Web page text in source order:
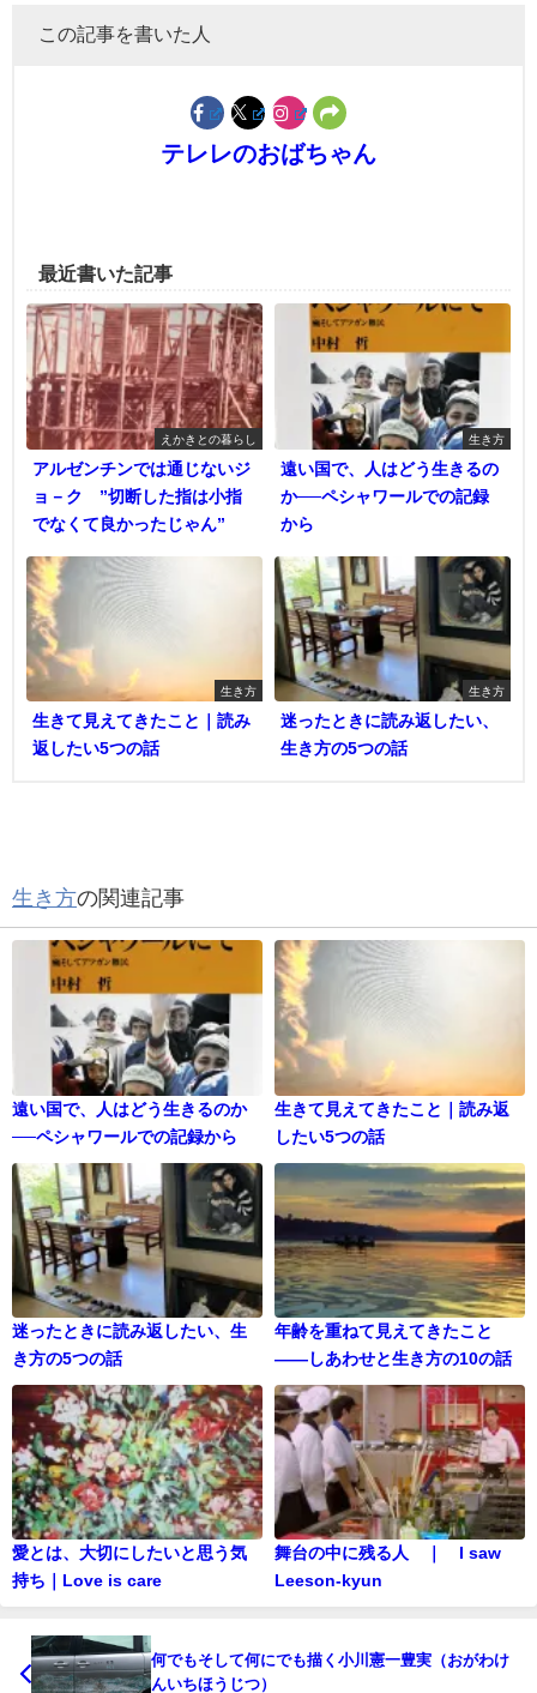
この記事を書いた人
テレレのおばちゃん
最近書いた記事
えかきとの暮らし
アルゼンチンでは通じないジ
ョ－ク ”切断した指は小指
でなくて良かったじゃん”
生き方
遠い国で、人はどう生きるの
か──ペシャワールでの記録
から
生き方
生きて見えてきたこと｜読み
返したい5つの話
生き方
迷ったときに読み返したい、
生き方の5つの話
生き方の関連記事
遠い国で、人はどう生きるのか
──ペシャワールでの記録から
生きて見えてきたこと｜読み返
したい5つの話
迷ったときに読み返したい、生
き方の5つの話
年齢を重ねて見えてきたこと
——しあわせと生き方の10の話
愛とは、大切にしたいと思う気
持ち｜Love is care
舞台の中に残る人 ｜ I saw
Leeson-kyun
何でもそして何にでも描く小川憲一豊実（おがわけ
んいちほうじつ）